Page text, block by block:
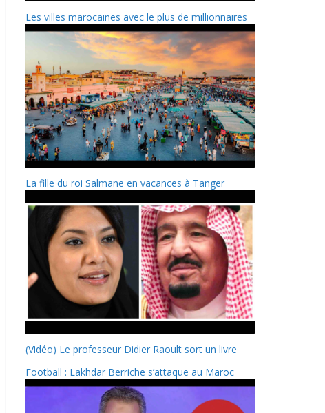
Les villes marocaines avec le plus de millionnaires
La fille du roi Salmane en vacances à Tanger
(Vidéo) Le professeur Didier Raoult sort un livre
Football : Lakhdar Berriche s’attaque au Maroc